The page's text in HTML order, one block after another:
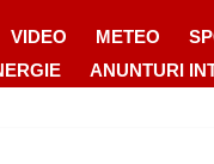
VIDEO METEO
ANUNTURI